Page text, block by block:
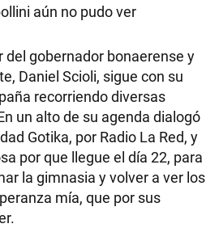
aún no pudo ver
del gobernador bonaerense y
Daniel Scioli, sigue con su
recorriendo diversas
un alto de su agenda dialogó
Gotika, por Radio La Red, y
por que llegue el día 22, para
la gimnasia y volver a ver los
mía, que por sus